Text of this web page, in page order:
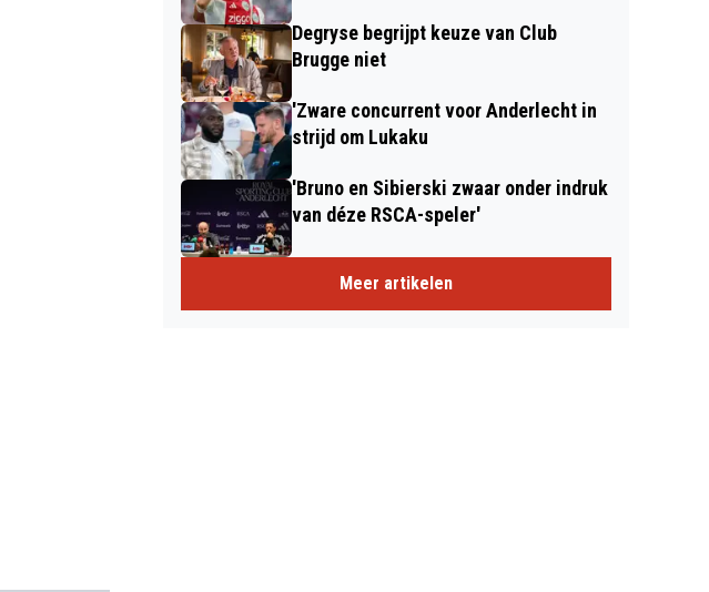
Degryse begrijpt keuze van Club
Brugge niet
'Zware concurrent voor Anderlecht in
strijd om Lukaku
'Bruno en Sibierski zwaar onder indruk
van déze RSCA-speler'
Meer artikelen